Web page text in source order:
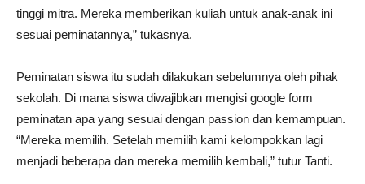
tinggi mitra. Mereka memberikan kuliah untuk anak-anak ini
sesuai peminatannya,” tukasnya.
Peminatan siswa itu sudah dilakukan sebelumnya oleh pihak
sekolah. Di mana siswa diwajibkan mengisi google form
peminatan apa yang sesuai dengan passion dan kemampuan.
“Mereka memilih. Setelah memilih kami kelompokkan lagi
menjadi beberapa dan mereka memilih kembali,” tutur Tanti.